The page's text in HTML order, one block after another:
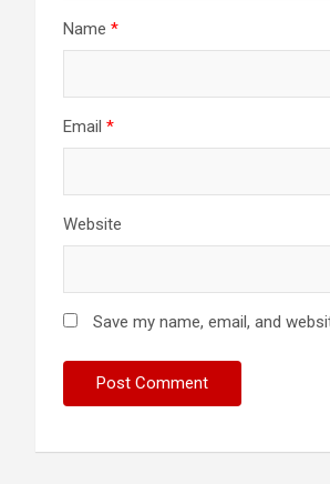
Name *
Email *
Website
Save my name, email, and